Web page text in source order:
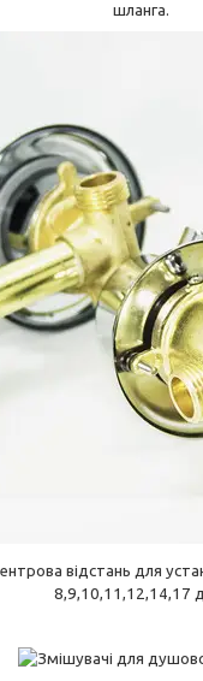
шланга.
відстань для
8,9,10,11,12,14,17